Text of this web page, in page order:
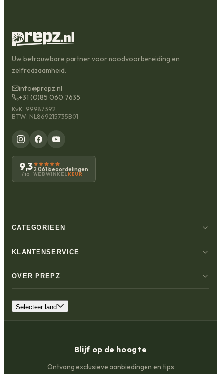
Uw betrouwbare partner voor noodvoorbereiding en
zelfredzaamheid.
info@prepz.nl
+31 (0)85 060 7635
KvK: 99987392
BTW: NL869215735B01
9,3
/10
2.061 beoordelingen
WEBWINKEL KEUR
CATEGORIEËN
KLANTENSERVICE
OVER PREPZ
Selecteer land
Blijf op de hoogte
Ontvang exclusieve aanbiedingen en tips